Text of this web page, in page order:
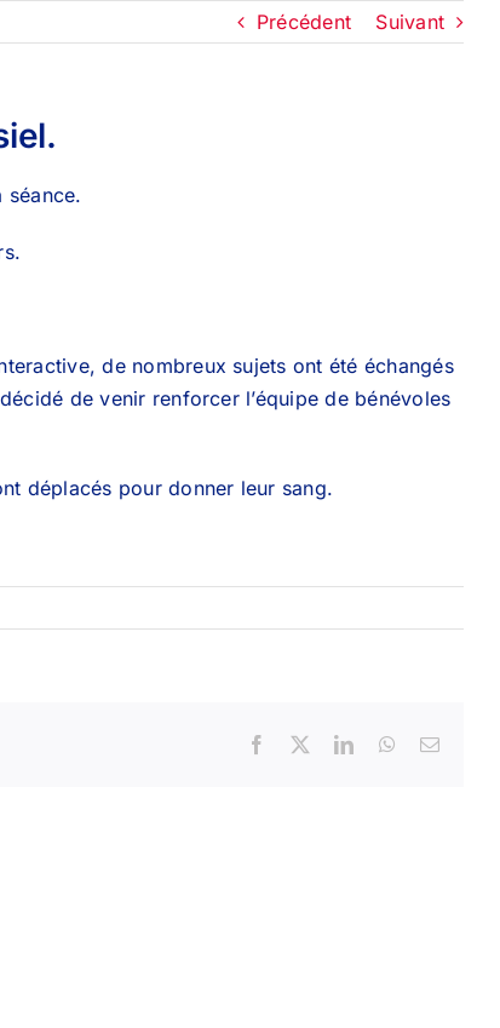
Précédent Suivant
séance.
de nombreux sujets ont été échangés
de venir renforcer l’équipe de bénévoles
déplacés pour donner leur sang.
Facebook LinkedInWhatsApp
Email